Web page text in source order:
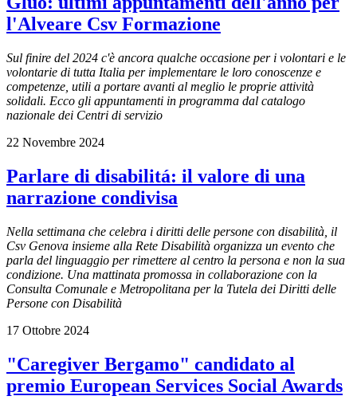
l'Alveare Csv Formazione
Sul finire del 2024 c'è ancora qualche occasione per i volontari e le
volontarie di tutta Italia per implementare le loro conoscenze e
competenze, utili a portare avanti al meglio le proprie attività
solidali. Ecco gli appuntamenti in programma dal catalogo
nazionale dei Centri di servizio
22 Novembre 2024
Parlare di disabilitá: il valore di una
narrazione condivisa
Nella settimana che celebra i diritti delle persone con disabilità, il
Csv Genova insieme alla Rete Disabilità organizza un evento che
parla del linguaggio per rimettere al centro la persona e non la sua
condizione. Una mattinata promossa in collaborazione con la
Consulta Comunale e Metropolitana per la Tutela dei Diritti delle
Persone con Disabilità
17 Ottobre 2024
"Caregiver Bergamo" candidato al
premio European Services Social Awards